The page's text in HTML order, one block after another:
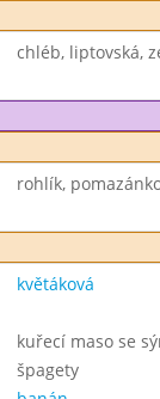
chléb, liptovská,
rohlík,
květáková
kuřecí maso se
špagety